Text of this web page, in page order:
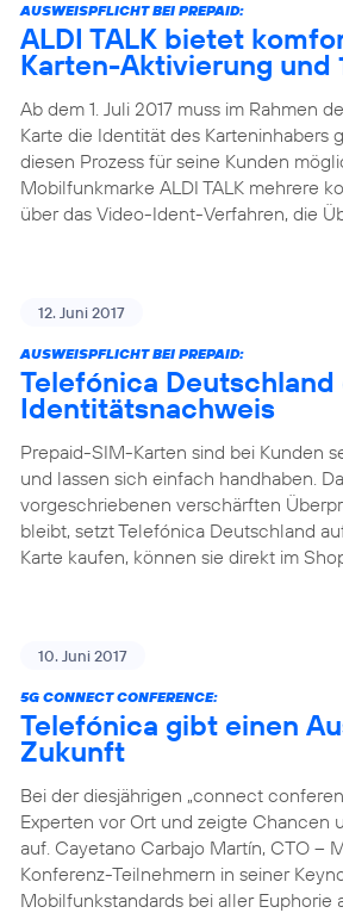
AUSWEISPFLICHT BEI PREPAID:
ALDI TALK bietet
Karten-Aktivierung und
Ab dem 1. Juli 2017 muss im Rahmen
Karte die Identität des Karteninhabers
diesen Prozess für seine Kunden
Mobilfunkmarke ALDI TALK mehrere
über das Video-Ident-Verfahren, die
12. Juni 2017
AUSWEISPFLICHT BEI PREPAID:
Telefónica
Identitätsnachweis
Prepaid-SIM-Karten sind bei Kunden
und lassen sich einfach handhaben.
vorgeschriebenen verschärften
bleibt, setzt Telefónica Deutschland
Karte kaufen, können sie direkt im
10. Juni 2017
5G CONNECT CONFERENCE:
Telefónica gibt einen
Zukunft
Bei der diesjährigen „connect
Experten vor Ort und zeigte Chancen
auf. Cayetano Carbajo Martín, CTO –
Konferenz-Teilnehmern in seiner
Mobilfunkstandards bei aller